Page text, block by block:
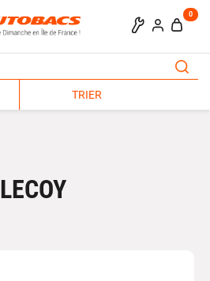
0
TRIER
LECOY